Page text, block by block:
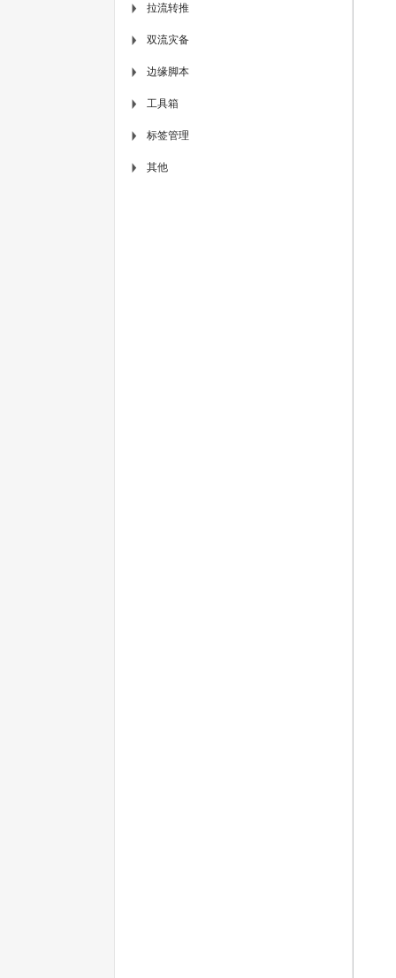
▶ 拉流转推
▶ 双流灾备
▶ 边缘脚本
▶ 工具箱
▶ 标签管理
▶ 其他